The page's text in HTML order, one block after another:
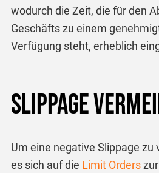
wodurch die Zeit, die für den
Geschäfts zu einem
Verfügung steht, erheblich
Slippage
Um eine negative Slippage
es sich auf die Limit Orders